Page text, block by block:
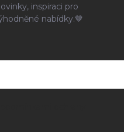
inspiraci pro
nabídky.🤎